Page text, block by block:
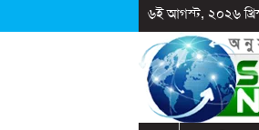
৬ই আগস্ট, ২০২৬